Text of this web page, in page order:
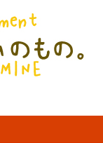
館】